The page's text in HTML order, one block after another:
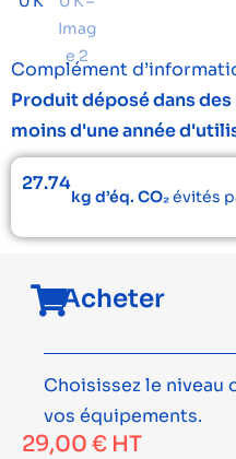
Complément
Produit déposé dans
moins d'une année
27.74
kg d’éq. CO₂évités
Acheter
Choisissez le
vos équipements.
29,00 € HT